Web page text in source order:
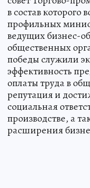
в состав которого
профильных
ведущих бизнес-
общественных
победы служили
эффективность
оплаты труда в
репутация и
социальная
производстве, а
расширения